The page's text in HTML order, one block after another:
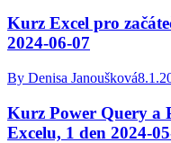
Kurz Excel pro
2024-06-07
By Denisa Janoušková
Kurz Power Query a
Excelu, 1 den 2024-